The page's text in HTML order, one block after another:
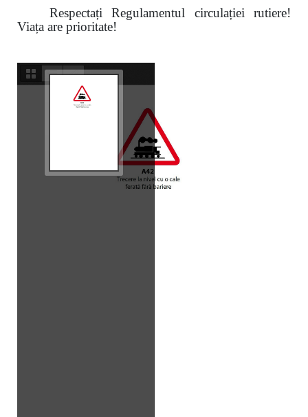
Respectați Regulamentul circulației rutiere!
Viața are prioritate!